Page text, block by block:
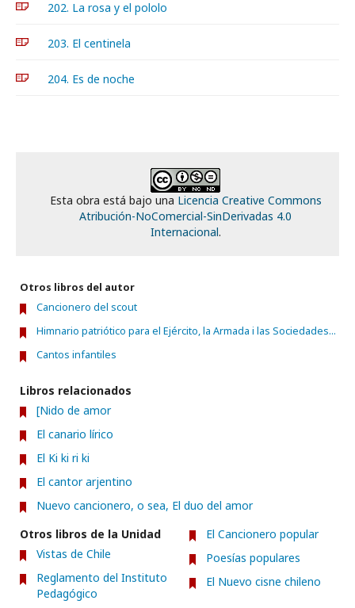
202. La rosa y el pololo
203. El centinela
204. Es de noche
Esta obra está bajo una Licencia Creative Commons
Atribución-NoComercial-SinDerivadas 4.0
Internacional.
Otros libros del autor
Cancionero del scout
Himnario patriótico para el Ejército, la Armada i las Sociedades...
Cantos infantiles
Libros relacionados
[Nido de amor
El canario lírico
El Ki ki ri ki
El cantor arjentino
Nuevo cancionero, o sea, El duo del amor
Otros libros de la Unidad
Vistas de Chile
Reglamento del Instituto
Pedagógico
El Cancionero popular
Poesías populares
El Nuevo cisne chileno